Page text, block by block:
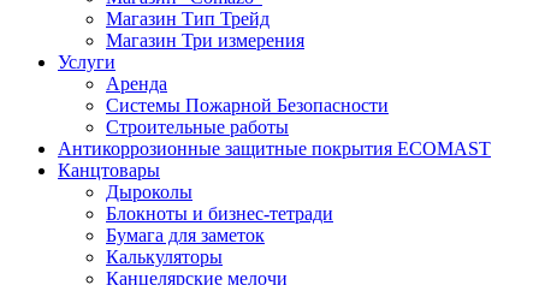
Магазин Тип Трейд
Магазин Три измерения
Услуги
Аренда
Системы Пожарной Безопасности
Строительные работы
Антикоррозионные защитные покрытия ECOMAST
Канцтовары
Дыроколы
Блокноты и бизнес-тетради
Бумага для заметок
Калькуляторы
Канцелярские мелочи